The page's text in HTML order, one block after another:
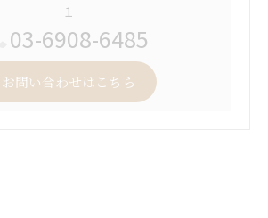
１
03-6908-6485
お問い合わせはこちら